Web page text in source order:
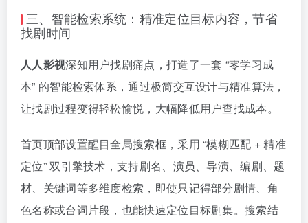
三、智能检索系统：精准定位目标内容，节省
找剧时间
人人影视深知用户找剧痛点，打造了一套 “零学习成
本” 的智能检索体系，通过极简交互设计与精准算法，
让找剧过程变得轻松愉悦，大幅降低用户查找成本。
首页顶部设置醒目全局搜索框，采用 “模糊匹配 + 精准
定位” 双引擎技术，支持剧名、演员、导演、编剧、题
材、关键词等多维度检索，即使只记得部分剧情、角
色名称或台词片段，也能快速定位目标剧集。搜索结